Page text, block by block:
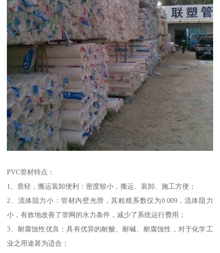
PVC管材特点：
1、质轻，搬运装卸便利：密度较小，搬运、装卸、施工方便；
2、流体阻力小：管材内壁光滑，其粗糙系数仅为0.009，流体阻力
小，有效地改善了管网的水力条件，减少了系统运行费用；
3、耐腐蚀性优良：具有优异的耐酸、耐碱、耐腐蚀性，对于化学工
业之用途甚为适合；